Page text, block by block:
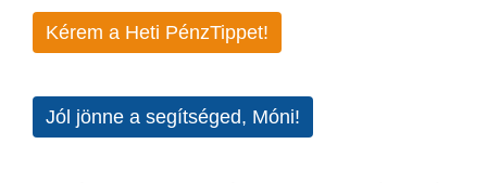
Kérem a Heti PénzTippet!
Jól jönne a segítséged, Móni!